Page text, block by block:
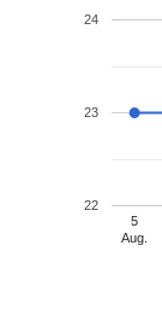
5
Aug.
22
23
24